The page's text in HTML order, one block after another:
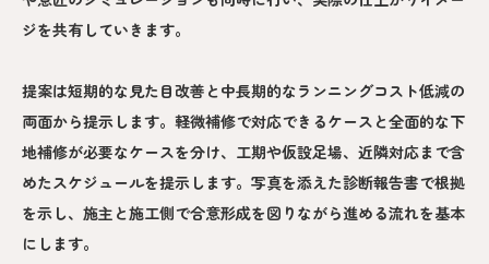
ジを共有していきます。
提案は短期的な見た目改善と中長期的なランニングコスト低減の
両面から提示します。軽微補修で対応できるケースと全面的な下
地補修が必要なケースを分け、工期や仮設足場、近隣対応まで含
めたスケジュールを提示します。写真を添えた診断報告書で根拠
を示し、施主と施工側で合意形成を図りながら進める流れを基本
にします。